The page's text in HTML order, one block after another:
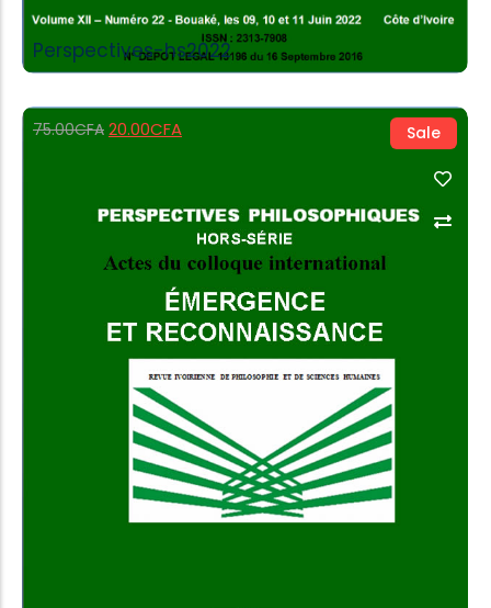
Perspectives-hs2022
Sale
75.00CFA 20.00CFA
Add to Cart